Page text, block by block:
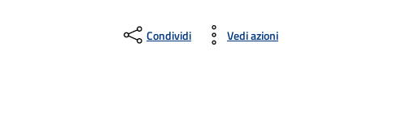
Condividi Vedi azioni